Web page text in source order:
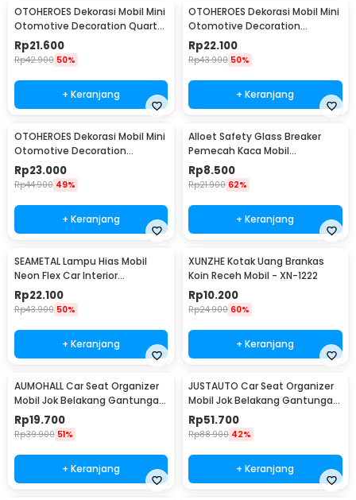
OTOHEROES Dekorasi Mobil Mini
Otomotive Decoration Quartz
Clock - Q194
Rp21.600
Rp42.900 50%
+ Keranjang
OTOHEROES Dekorasi Mobil Mini
Otomotive Decoration
Hygrometer - Q194
Rp22.100
Rp43.900 50%
+ Keranjang
OTOHEROES Dekorasi Mobil Mini
Otomotive Decoration
Thermometer - Q194
Rp23.000
Rp44.900 49%
+ Keranjang
Alloet Safety Glass Breaker
Pemecah Kaca Mobil
Multifungsi - OD-0173
Rp8.500
Rp21.900 62%
+ Keranjang
SEAMETAL Lampu Hias Mobil
Neon Flex Car Interior
Cigarette Plug 12V 3M - TB307
Rp22.100
Rp43.900 50%
+ Keranjang
XUNZHE Kotak Uang Brankas
Koin Receh Mobil - XN-1222
Rp10.200
Rp24.900 60%
+ Keranjang
AUMOHALL Car Seat Organizer
Mobil Jok Belakang Gantungan
Barang Tisu - 0706
Rp19.700
Rp39.900 51%
+ Keranjang
JUSTAUTO Car Seat Organizer
Mobil Jok Belakang Gantungan
Barang Tisu - Z-354
Rp51.700
Rp88.900 42%
+ Keranjang